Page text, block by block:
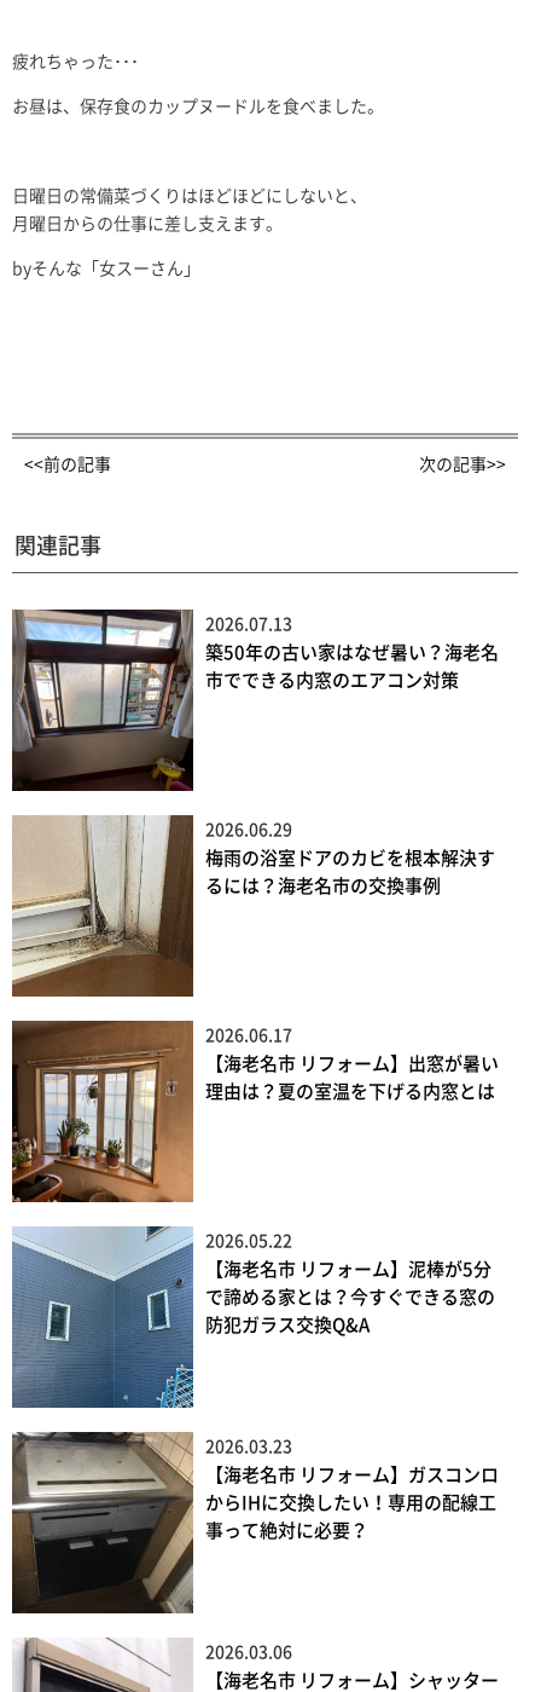
疲れちゃった･･･
お昼は、保存食のカップヌードルを食べました。
日曜日の常備菜づくりはほどほどにしないと、
月曜日からの仕事に差し支えます。
byそんな「女スーさん」
<<前の記事 次の記事>>
関連記事
2026.07.13
築50年の古い家はなぜ暑い？海老名
市でできる内窓のエアコン対策
2026.06.29
梅雨の浴室ドアのカビを根本解決す
るには？海老名市の交換事例
2026.06.17
【海老名市 リフォーム】出窓が暑い
理由は？夏の室温を下げる内窓とは
2026.05.22
【海老名市 リフォーム】泥棒が5分
で諦める家とは？今すぐできる窓の
防犯ガラス交換Q&A
2026.03.23
【海老名市 リフォーム】ガスコンロ
からIHに交換したい！専用の配線工
事って絶対に必要？
2026.03.06
【海老名市 リフォーム】シャッター